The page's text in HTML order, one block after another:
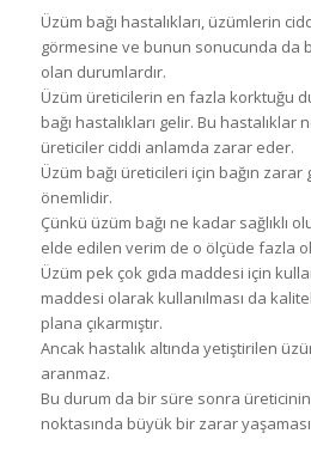
Üzüm bağı hastalıkları, üzümlerin
görmesine ve bunun sonucunda da
olan durumlardır.
Üzüm üreticilerin en fazla korktuğu
bağı hastalıkları gelir. Bu hastalıklar
üreticiler ciddi anlamda zarar eder.
Üzüm bağı üreticileri için bağın
önemlidir.
Çünkü üzüm bağı ne kadar sağlıklı
elde edilen verim de o ölçüde fazla
Üzüm pek çok gıda maddesi için
maddesi olarak kullanılması da
plana çıkarmıştır.
Ancak hastalık altında yetiştirilen
aranmaz.
Bu durum da bir süre sonra
noktasında büyük bir zarar